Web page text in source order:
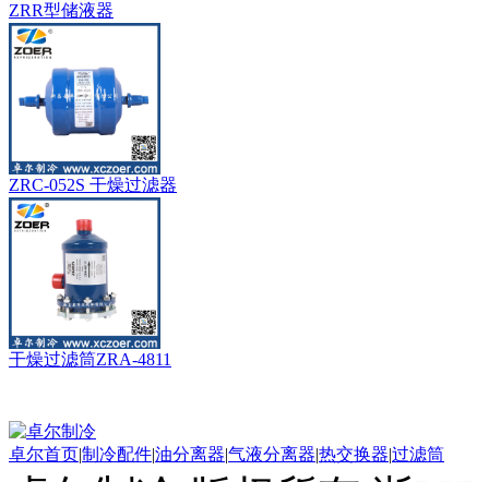
ZRR型储液器
ZRC-052S 干燥过滤器
干燥过滤筒ZRA-4811
卓尔首页|制冷配件|油分离器|气液分离器|热交换器|过滤筒